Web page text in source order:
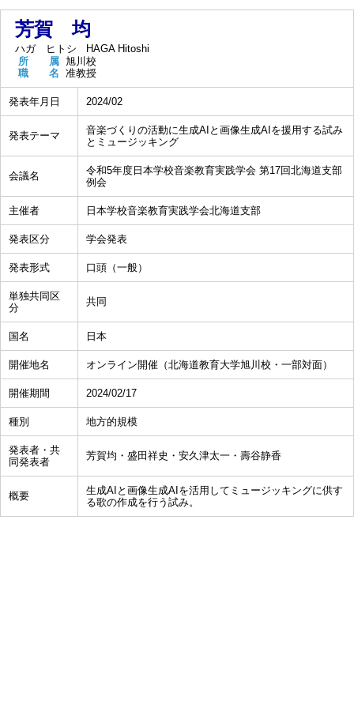
芳賀 均
ハガ ヒトシ
HAGA Hitoshi
所 属 旭川校
職 名 准教授
発表年月日 2024/02
発表テーマ
音楽づくりの活動に生成AIと画像生成AIを援用する試み
とミュージッキング
会議名
令和5年度日本学校音楽教育実践学会 第17回北海道支部
例会
主催者 日本学校音楽教育実践学会北海道支部
発表区分 学会発表
発表形式 口頭（一般）
単独共同区
分
共同
国名 日本
開催地名 オンライン開催（北海道教育大学旭川校・一部対面）
開催期間 2024/02/17
種別 地方的規模
発表者・共
同発表者
芳賀均・盛田祥史・安久津太一・壽谷静香
概要
生成AIと画像生成AIを活用してミュージッキングに供す
る歌の作成を行う試み。